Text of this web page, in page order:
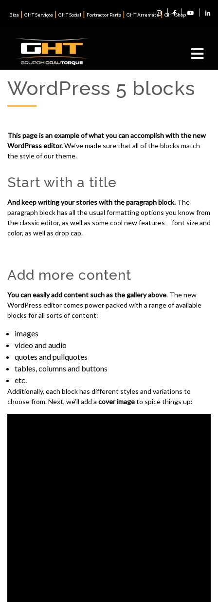
Biza | GHT Serviços | GHT Social | Fortractor Parts | GHT Arremate| GHT Shop
WordPress 5 blocks
This page is an example of what you can accomplish with the new
WordPress editor.We’ve made sure that all of the blocks match
the style of our theme.
Start with a title
And keep writing your stories with the paragraph block. The
paragraph block has all the usual formatting options you know from
the classic editor, as well as some cool new features – font size and
color, as well as drop cap.
Add more content
You can easily add content such as the gallery above. The new
WordPress editor comes power packed with a range of available
blocks for all sorts of content:
images
video and audio
quotes and pullquotes
tables, columns and buttons
etc.
Additionally, each block has different styles and variations to
choose from. Next, we’ll add a cover imageto spice things up: